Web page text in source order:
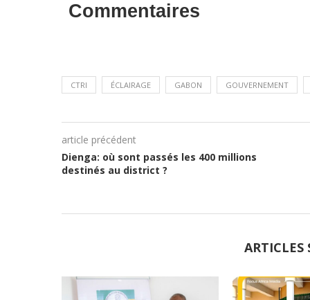
Commentaires
CTRI ÉCLAIRAGE GABON GOUVERNEMENT
article précédent
Dienga: où sont passés les 400 millions
destinés au district ?
ARTICLES